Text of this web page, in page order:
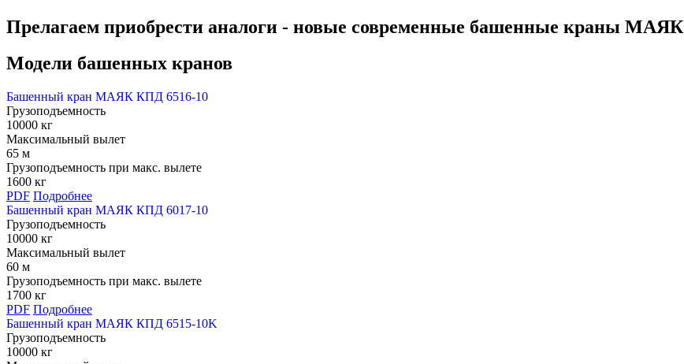
Прелагаем приобрести аналоги - новые современные башенные краны МАЯК
Модели башенных кранов
Башенный кран МАЯК КПД 6516-10
Грузоподъемность
10000 кг
Максимальный вылет
65 м
Грузоподъемность при макс. вылете
1600 кг
PDF Подробнее
Башенный кран МАЯК КПД 6017-10
Грузоподъемность
10000 кг
Максимальный вылет
60 м
Грузоподъемность при макс. вылете
1700 кг
PDF Подробнее
Башенный кран МАЯК КПД 6515-10K
Грузоподъемность
10000 кг